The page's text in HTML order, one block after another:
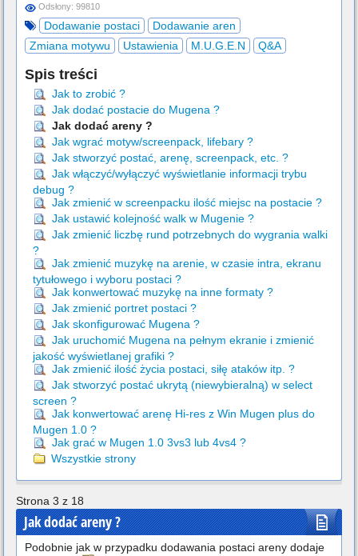
Odsłony: 99810
Dodawanie postaci
Dodawanie aren
Zmiana motywu
Ustawienia M.U.G.E.N Q&A
Spis treści
Jak to zrobić ?
Jak dodać postacie do Mugena ?
Jak dodać areny ?
Jak wgrać motyw/screenpack, lifebary ?
Jak stworzyć postać, arenę, screenpack, etc. ?
Jak włączyć/wyłączyć wyświetlanie informacji trybu
debug ?
Jak zmienić w screenpacku ilość miejsc na postacie ?
Jak ustawić kolejność walk w Mugenie ?
Jak zmienić liczbę rund potrzebnych do wygrania walki
?
Jak zmienić muzykę na arenie, w czasie intra, ekranu
tytułowego i wyboru postaci ?
Jak konwertować muzykę na inne formaty ?
Jak zmienić portret postaci ?
Jak skonfigurować Mugena ?
Jak uruchomić Mugena na pełnym ekranie i zmienić
jakość wyświetlanej grafiki ?
Jak zmienić ilość życia postaci, siłę ataków itp. ?
Jak stworzyć postać ukrytą (niewybieralną) w select
screen ?
Jak konwertować arenę Hi-res z Win Mugen plus do
Mugen 1.0 ?
Jak grać w Mugen 1.0 3vs3 lub 4vs4 ?
Wszystkie strony
Strona 3 z 18
Jak dodać areny ?
Podobnie jak w przypadku dodawania postaci areny dodaje